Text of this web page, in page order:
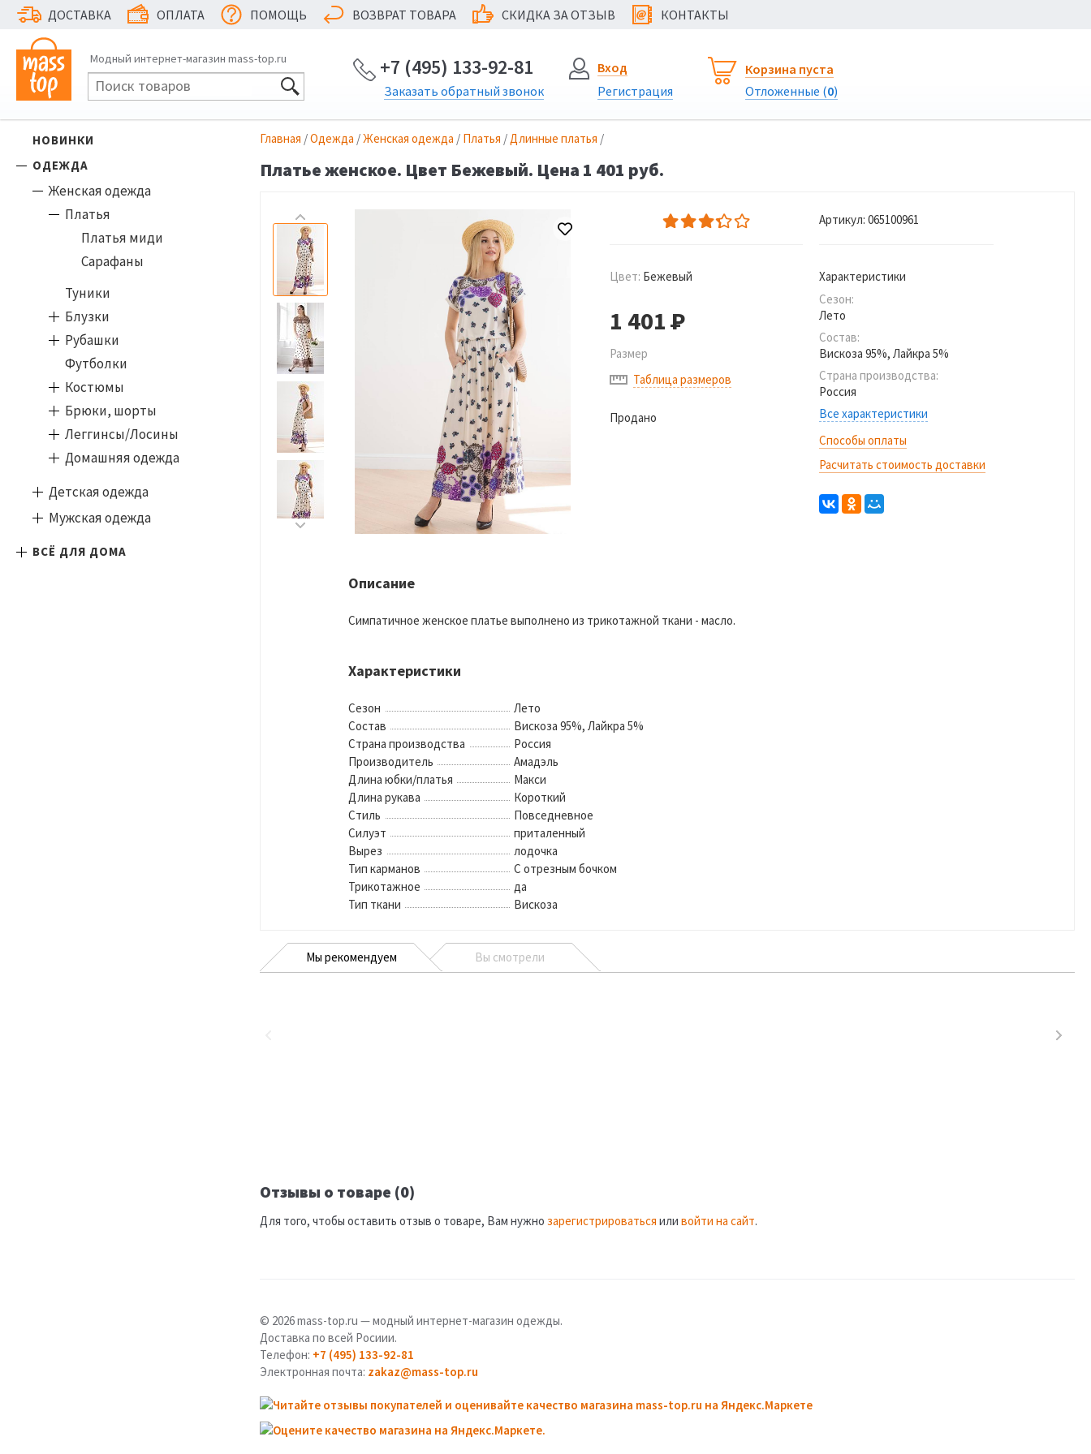
ДОСТАВКА ОПЛАТА ПОМОЩЬ ВОЗВРАТ ТОВАРА СКИДКА ЗА ОТЗЫВ @ КОНТАКТЫ
Модный интернет-магазин mass-top.ru +7 (495) 133-92-81
Заказать обратный звонок
Вход
Регистрация
Корзина пуста
Отложенные (0)
НОВИНКИ
ОДЕЖДА
Женская одежда
Платья
Платья миди
Сарафаны
Туники
Блузки
Рубашки
Футболки
Костюмы
Брюки, шорты
Леггинсы/Лосины
Домашняя одежда
Детская одежда
Мужская одежда
ВСЁ ДЛЯ ДОМА
Главная /Одежда /Женская одежда / Платья /Длинные платья /
Платье женское. Цвет Бежевый. Цена 1 401 руб.
Цвет: Бежевый
1 401Р
Размер
Таблица размеров
Продано
Артикул: 065100961
Характеристики
Сезон:
Лето
Состав:
Вискоза 95%, Лайкра 5%
Страна производства:
Россия
Все характеристики
Способы оплаты
Расчитать стоимость доставки
Описание
Симпатичное женское платье выполнено из трикотажной ткани - масло.
Характеристики
Сезон
Лето
Состав
Вискоза 95%, Лайкра 5%
Страна производства
Россия
Производитель
Амадэль
Длина юбки/платья
Макси
Длина рукава
Короткий
Стиль
Повседневное
Силуэт
приталенный
Вырез
лодочка
Тип карманов
С отрезным бочком
Трикотажное
да
Тип ткани
Вискоза
Мы рекомендуем Вы смотрели
Отзывы о товаре (0)
Для того, чтобы оставить отзыв о товаре, Вам нужно зарегистрироваться или войти на сайт.
© 2026 mass-top.ru — модный интернет-магазин одежды.
Доставка по всей Росиии.
Телефон: +7 (495) 133-92-81
Электронная почта: zakaz@mass-top.ru